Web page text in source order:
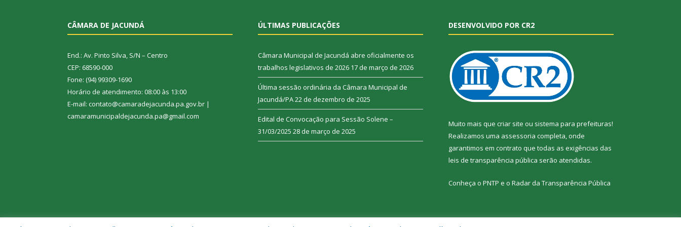
CÂMARA DE JACUNDÁ
End.: Av. Pinto Silva, S/N – Centro
CEP: 68590-000
Fone: (94) 99309-1690
Horário de atendimento: 08:00 às 13:00
E-mail: contato@camaradejacunda.pa.gov.br |
camaramunicipaldejacunda.pa@gmail.com
ÚLTIMAS PUBLICAÇÕES
Câmara Municipal de Jacundá abre oficialmente os
trabalhos legislativos de 2026 17 de março de 2026
Última sessão ordinária da Câmara Municipal de
Jacundá/PA22 de dezembro de 2025
Edital de Convocação para Sessão Solene –
31/03/2025 28 de março de 2025
DESENVOLVIDO POR CR2
Muito mais que criar site ou sistema para prefeituras!
Realizamos uma assessoria completa, onde
garantimos em contrato que todas as exigências das
leis de transparência pública serão atendidas.
Conheça o PNTP e o Radar da Transparência Pública